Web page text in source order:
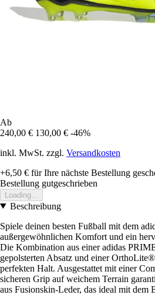
Ab
240,00 € 130,00 € -46%
inkl. MwSt. zzgl. Versandkosten
+6,50 € für Ihre nächste Bestellung
Bestellung gutgeschrieben
Loading...
Beschreibung
Spiele deinen besten Fußball mit dem
außergewöhnlichen Komfort und ein
Die Kombination aus einer adidas
gepolsterten Absatz und einer
perfekten Halt. Ausgestattet mit einer
sicheren Grip auf weichem Terrain
aus Fusionskin-Leder, das ideal mit dem